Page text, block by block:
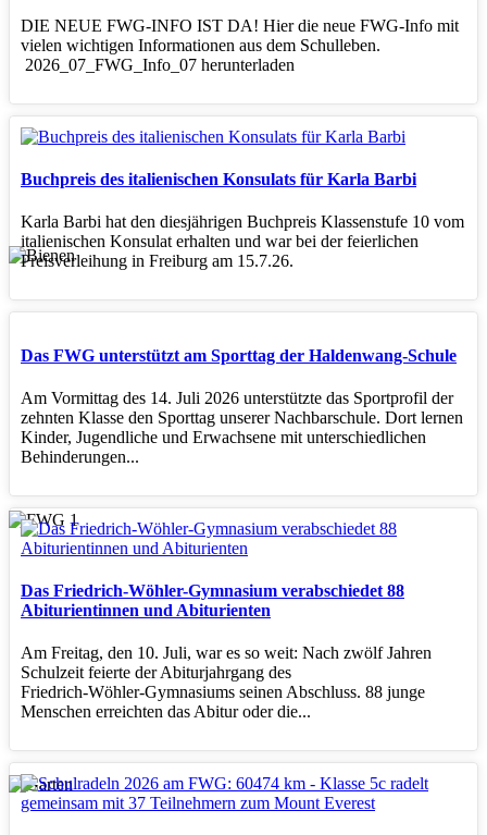
DIE NEUE FWG-INFO IST DA! Hier die neue FWG-Info mit
vielen wichtigen Informationen aus dem Schulleben.
2026_07_FWG_Info_07 herunterladen
Buchpreis des italienischen Konsulats für Karla Barbi
Karla Barbi hat den diesjährigen Buchpreis Klassenstufe 10 vom
italienischen Konsulat erhalten und war bei der feierlichen
Preisverleihung in Freiburg am 15.7.26.
Das FWG unterstützt am Sporttag der Haldenwang-Schule
Am Vormittag des 14. Juli 2026 unterstützte das Sportprofil der
zehnten Klasse den Sporttag unserer Nachbarschule. Dort lernen
Kinder, Jugendliche und Erwachsene mit unterschiedlichen
Behinderungen...
Das Friedrich-Wöhler-Gymnasium verabschiedet 88
Abiturientinnen und Abiturienten
Am Freitag, den 10. Juli, war es so weit: Nach zwölf Jahren
Schulzeit feierte der Abiturjahrgang des
Friedrich‑Wöhler‑Gymnasiums seinen Abschluss. 88 junge
Menschen erreichten das Abitur oder die...